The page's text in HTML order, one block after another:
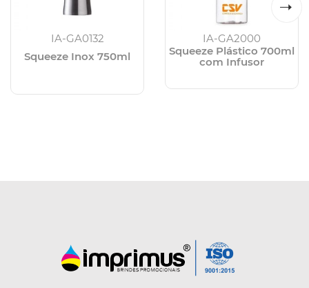
IA-GA0132
Squeeze Inox 750ml
IA-GA2000
Squeeze Plástico 700ml
com Infusor